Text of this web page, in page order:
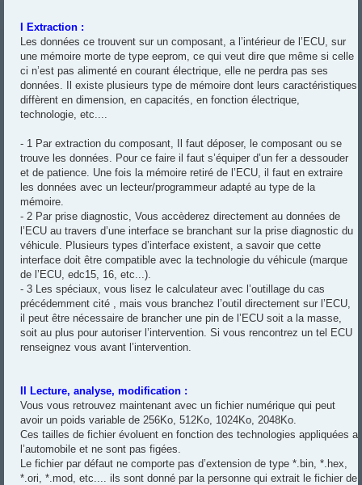
I Extraction :
Les données ce trouvent sur un composant, a l’intérieur de l’ECU, sur
une mémoire morte de type eeprom, ce qui veut dire que même si celle
ci n’est pas alimenté en courant électrique, elle ne perdra pas ses
données. Il existe plusieurs type de mémoire dont leurs caractéristiques
diffèrent en dimension, en capacités, en fonction électrique,
technologie, etc....
- 1 Par extraction du composant, Il faut déposer, le composant ou se
trouve les données. Pour ce faire il faut s’équiper d’un fer a dessouder
et de patience. Une fois la mémoire retiré de l’ECU, il faut en extraire
les données avec un lecteur/programmeur adapté au type de la
mémoire.
- 2 Par prise diagnostic, Vous accèderez directement au données de
l’ECU au travers d’une interface se branchant sur la prise diagnostic du
véhicule. Plusieurs types d’interface existent, a savoir que cette
interface doit être compatible avec la technologie du véhicule (marque
de l’ECU, edc15, 16, etc...).
- 3 Les spéciaux, vous lisez le calculateur avec l’outillage du cas
précédemment cité , mais vous branchez l’outil directement sur l’ECU,
il peut être nécessaire de brancher une pin de l’ECU soit a la masse,
soit au plus pour autoriser l’intervention. Si vous rencontrez un tel ECU
renseignez vous avant l’intervention.
II Lecture, analyse, modification :
Vous vous retrouvez maintenant avec un fichier numérique qui peut
avoir un poids variable de 256Ko, 512Ko, 1024Ko, 2048Ko.
Ces tailles de fichier évoluent en fonction des technologies appliquées a
l’automobile et ne sont pas figées.
Le fichier par défaut ne comporte pas d’extension de type *.bin, *.hex,
*.ori, *.mod, etc.... ils sont donné par la personne qui extrait le fichier de